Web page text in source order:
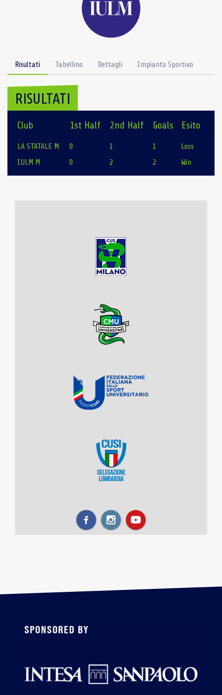
Risultati Tabellino Dettagli Impianto Sportivo
RISULTATI
Club 1st Half 2nd Half Goals Esito
LA STATALE M 0 1 1
Loss
IULM M
0 2 2 Win